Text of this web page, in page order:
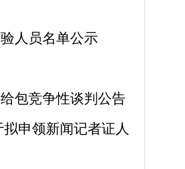
人员名单公示
包竞争性谈判公告
申领新闻记者证人